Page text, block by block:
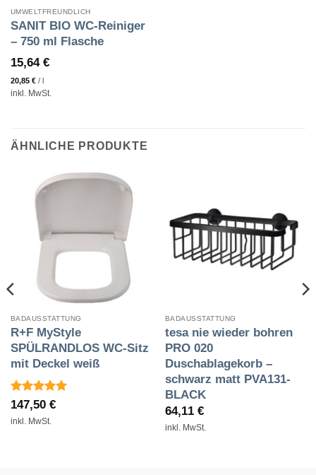
UMWELTFREUNDLICH
SANIT BIO WC-Reiniger
– 750 ml Flasche
15,64 €
20,85 €/
inkl. MwSt.
ÄHNLICHE PRODUKTE
BADAUSSTATTUNG
R+F MyStyle
SPÜLRANDLOS WC-Sitz
mit Deckel weiß
Bewertet
5
5
147,50 €
inkl. MwSt.
BADAUSSTATTUNG
tesa nie wieder bohren
PRO 020
Duschablagekorb –
schwarz matt PVA131-
BLACK
64,11 €
inkl. MwSt.